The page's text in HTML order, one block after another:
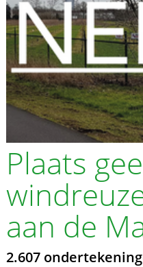
Plaats
aan de
2.607